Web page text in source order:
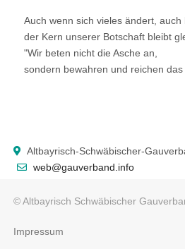
Auch wenn sich vieles ändert,
der Kern unserer Botschaft bleibt
"Wir beten nicht die Asche an,
sondern bewahren und reichen
Altbayrisch-Schwäbischer-
web@gauverband.info
© Altbayrisch Schwäbischer
Impressum